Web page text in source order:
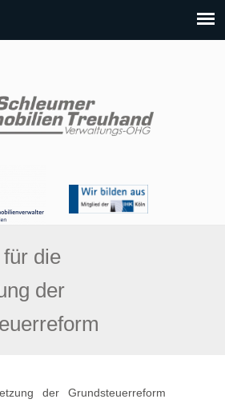
die
der
der Grundsteuerreform